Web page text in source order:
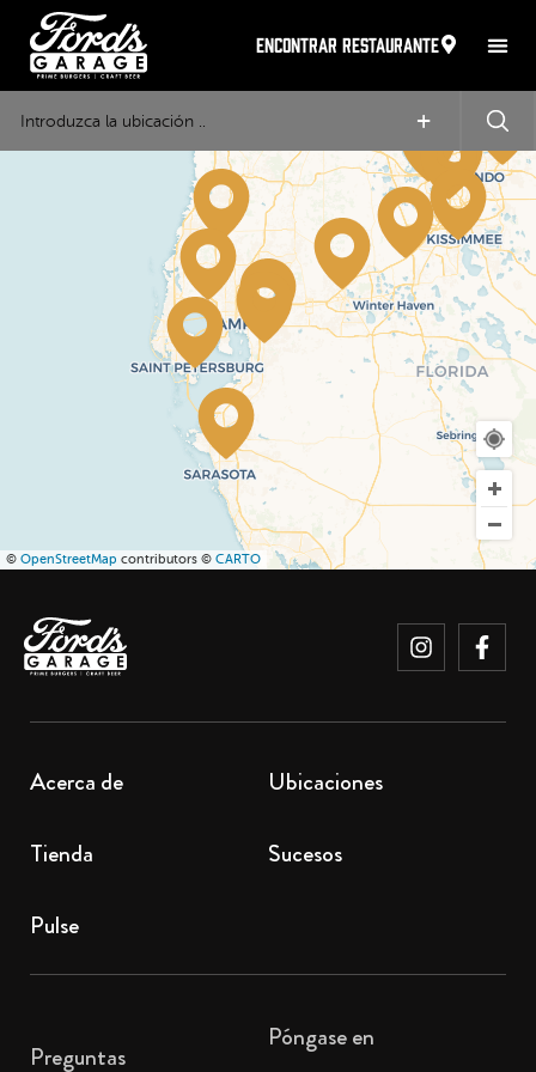
ENCONTRAR RESTAURANTE
+
© OpenStreetMap contributors © CARTO
Acerca de Ubicaciones
Tienda Sucesos
Pulse
Preguntas
Póngase en